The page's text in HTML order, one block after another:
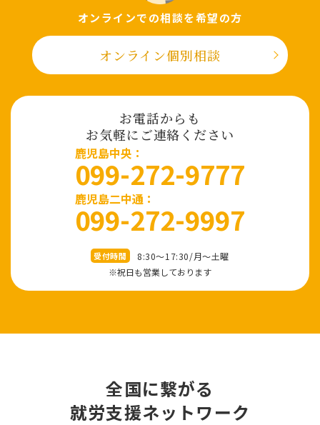
オンラインでの相談を希望の⽅
オンライン個別相談
お電話からも
お気軽にご連絡ください
⿅児島中央：
099-272-9777
鹿児島二中通：
099-272-9997
受付時間
8:30～17:30/⽉〜⼟曜
※祝⽇も営業しております
全国に繋がる
就労⽀援ネットワーク